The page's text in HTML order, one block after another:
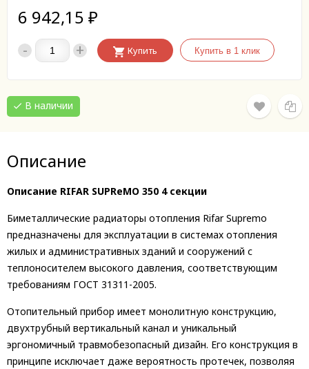
6 942,15 ₽
- + Купить
В наличии
Описание
Описание RIFAR SUPReMO 350 4 секции
Биметаллические радиаторы отопления Rifar Supremo
предназначены для эксплуатации в системах отопления
жилых и административных зданий и сооружений с
теплоносителем высокого давления, соответствующим
требованиям ГОСТ 31311-2005.
Отопительный прибор имеет монолитную конструкцию,
двухтрубный вертикальный канал и уникальный
эргономичный травмобезопасный дизайн. Его конструкция в
принципе исключает даже вероятность протечек, позволяя